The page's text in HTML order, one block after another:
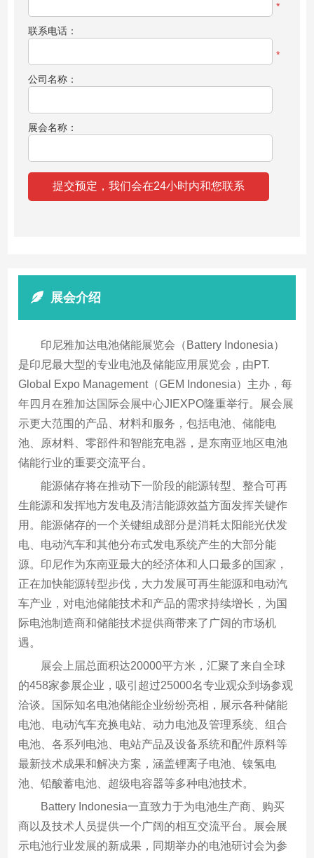
*
联系电话：
*
公司名称：
展会名称：
展会介绍
印尼雅加达电池储能展览会（Battery Indonesia）
是印尼最大型的专业电池及储能应用展览会，由PT.
Global Expo Management（GEM Indonesia）主办，每
年四月在雅加达国际会展中心JIEXPO隆重举行。展会展
示更大范围的产品、材料和服务，包括电池、储能电
池、原材料、零部件和智能充电器，是东南亚地区电池
储能行业的重要交流平台。
能源储存将在推动下一阶段的能源转型、整合可再
生能源和发挥地方发电及清洁能源效益方面发挥关键作
用。能源储存的一个关键组成部分是消耗太阳能光伏发
电、电动汽车和其他分布式发电系统产生的大部分能
源。印尼作为东南亚最大的经济体和人口最多的国家，
正在加快能源转型步伐，大力发展可再生能源和电动汽
车产业，对电池储能技术和产品的需求持续增长，为国
际电池制造商和储能技术提供商带来了广阔的市场机
遇。
展会上届总面积达20000平方米，汇聚了来自全球
的458家参展企业，吸引超过25000名专业观众到场参观
洽谈。国际知名电池储能企业纷纷亮相，展示各种储能
电池、电动汽车充换电站、动力电池及管理系统、组合
电池、各系列电池、电站产品及设备系统和配件原料等
最新技术成果和解决方案，涵盖锂离子电池、镍氢电
池、铅酸蓄电池、超级电容器等多种电池技术。
Battery Indonesia一直致力于为电池生产商、购买
商以及技术人员提供一个广阔的相互交流平台。展会展
示电池行业发展的新成果，同期举办的电池研讨会为参